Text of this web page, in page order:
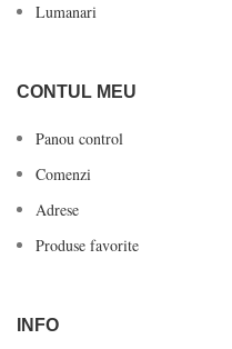
Lumanari
CONTUL MEU
Panou control
Comenzi
Adrese
Produse favorite
INFO